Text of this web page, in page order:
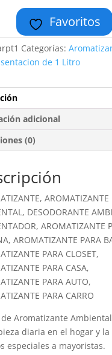
Favoritos
Categorías:
de 1 Litro
adicional
(0)
AROMATIZANTE
DESODORANTE
AROMATIZANTE
AROMATIZANTE PARA
PARA CLOSET,
PARA CASA,
PARA AUTO,
PARA CARRO
Aromatizante
diaria en el hogar y
especiales a mayoristas.